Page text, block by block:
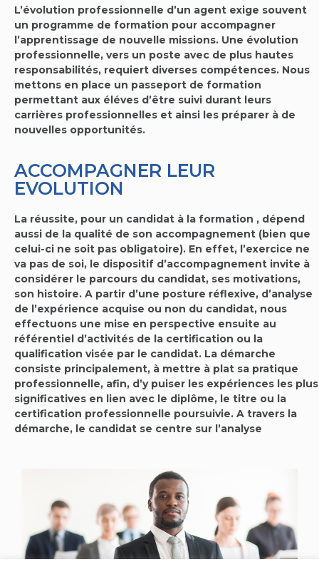
L’évolution professionnelle d’un agent exige souvent
un programme de formation pour accompagner
l’apprentissage de nouvelle missions. Une évolution
professionnelle, vers un poste avec de plus hautes
responsabilités, requiert diverses compétences. Nous
mettons en place un passeport de formation
permettant aux éléves d’être suivi durant leurs
carrières professionnelles et ainsi les préparer à de
nouvelles opportunités.
ACCOMPAGNER LEUR
EVOLUTION
La réussite, pour un candidat à la formation , dépend
aussi de la qualité de son accompagnement (bien que
celui-ci ne soit pas obligatoire). En effet, l’exercice ne
va pas de soi, le dispositif d’accompagnement invite à
considérer le parcours du candidat, ses motivations,
son histoire. A partir d’une posture réflexive, d’analyse
de l’expérience acquise ou non du candidat, nous
effectuons une mise en perspective ensuite au
référentiel d’activités de la certification ou la
qualification visée par le candidat. La démarche
consiste principalement, à mettre à plat sa pratique
professionnelle, afin, d’y puiser les expériences les plus
significatives en lien avec le diplôme, le titre ou la
certification professionnelle poursuivie. A travers la
démarche, le candidat se centre sur l’analyse